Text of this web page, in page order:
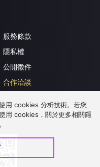
服務條款
隱私權
公開徵件
合作洽談
用 cookies 分析技術。若您
用 cookies，關於更多相關隱
。